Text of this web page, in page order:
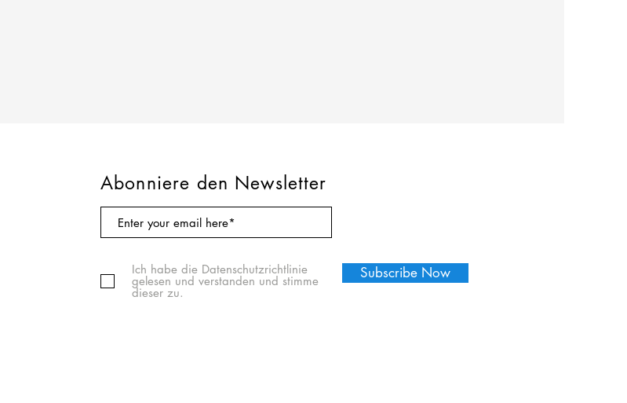
Abonniere den Newsletter
Ich habe die Datenschutzrichtlinie
gelesen und verstanden und stimme
dieser zu.
Subscribe Now